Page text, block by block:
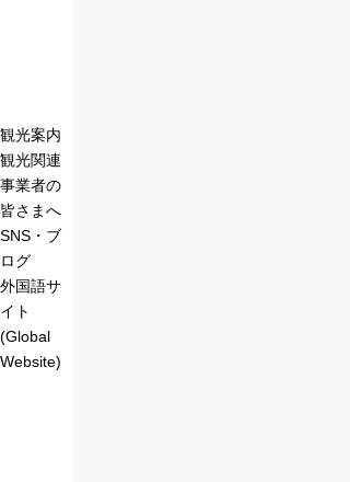
観光案内
観光関連
事業者の
皆さまへ
SNS・ブ
ログ
外国語サ
イト
(Global
Website)